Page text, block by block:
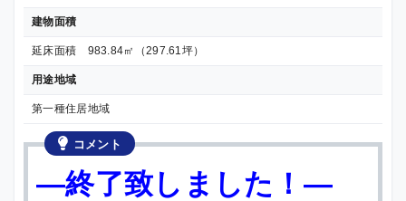
建物面積
延床面積 983.84㎡（297.61坪）
用途地域
第一種住居地域
コメント
—終了致しました！—